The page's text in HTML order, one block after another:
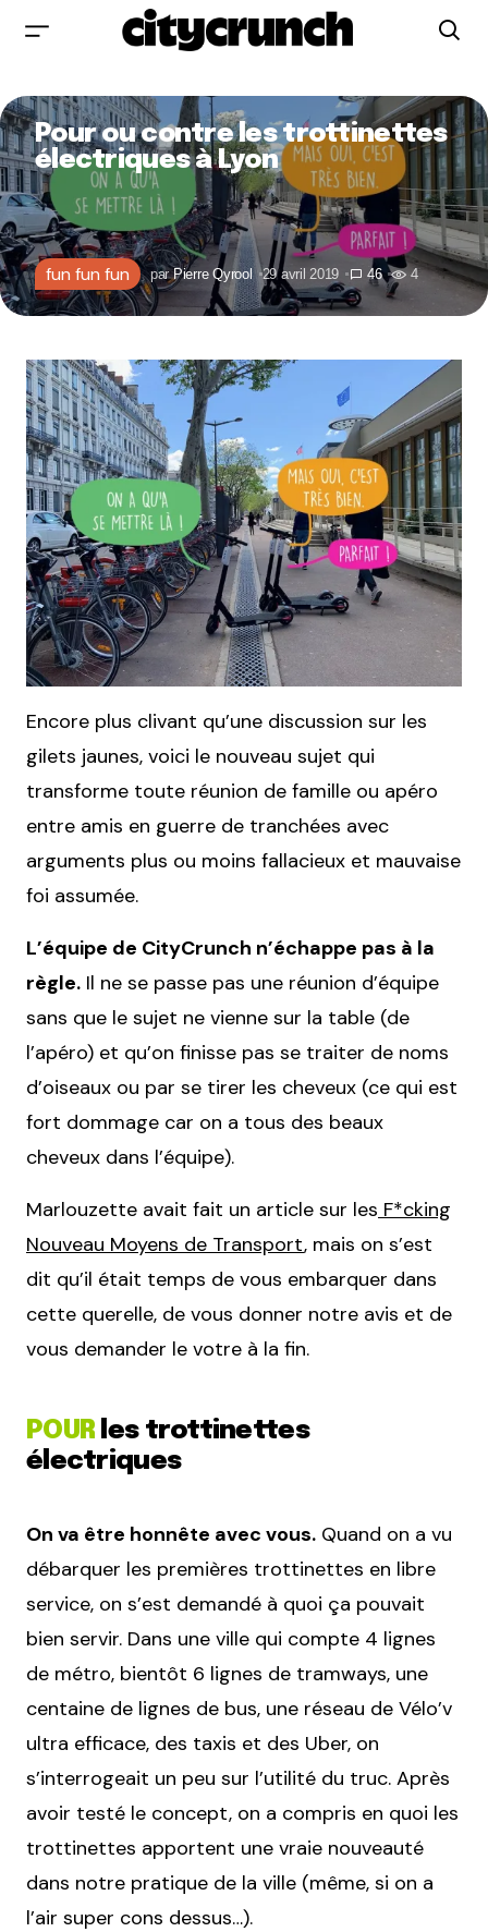
Pour ou contre les trottinettes
électriques à Lyon
fun fun fun par Pierre Qyrool 29 avril 2019 46 4
Encore plus clivant qu’une discussion sur les
gilets jaunes, voici le nouveau sujet qui
transforme toute réunion de famille ou apéro
entre amis en guerre de tranchées avec
arguments plus ou moins fallacieux et mauvaise
foi assumée.
L’équipe de CityCrunch n’échappe pas à la
règle. Il ne se passe pas une réunion d’équipe
sans que le sujet ne vienne sur la table (de
l’apéro) et qu’on finisse pas se traiter de noms
d’oiseaux ou par se tirer les cheveux (ce qui est
fort dommage car on a tous des beaux
cheveux dans l’équipe).
Marlouzette avait fait un article sur les F*cking
Nouveau Moyens de Transport, mais on s’est
dit qu’il était temps de vous embarquer dans
cette querelle, de vous donner notre avis et de
vous demander le votre à la fin.
POUR les trottinettes
électriques
On va être honnête avec vous. Quand on a vu
débarquer les premières trottinettes en libre
service, on s’est demandé à quoi ça pouvait
bien servir. Dans une ville qui compte 4 lignes
de métro, bientôt 6 lignes de tramways, une
centaine de lignes de bus, une réseau de Vélo’v
ultra efficace, des taxis et des Uber, on
s’interrogeait un peu sur l’utilité du truc. Après
avoir testé le concept, on a compris en quoi les
trottinettes apportent une vraie nouveauté
dans notre pratique de la ville (même, si on a
l’air super cons dessus…).